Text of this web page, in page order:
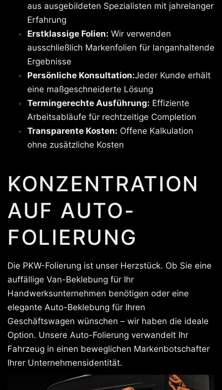
aus ausgebildeten Spezialisten mit jahrelanger
Erfahrung
Erstklassige Folien: Wir verwenden
ausschließlich Markenfolien für langanhaltende
Ergebnisse
Persönliche Konsultation:Jeder Kunde erhält
eine maßgeschneiderte Lösung
Termingerechte Ausführung: Effiziente
Arbeitsabläufe für rechtzeitige Completion
Transparente Kosten: Offene Kalkulation
ohne zusätzliche Kosten
KONZENTRATION
AUF AUTO-
FOLIERUNG
Die PKW-Folierung ist unser Herzstück. Ob Sie eine
auffällige Van-Beklebung für Ihr
Handwerksunternehmen benötigen oder eine
elegante Auto-Beklebung für Ihren
Geschäftswagen wünschen – wir haben die ideale
Option. Unsere Auto-Folierung verwandelt Ihr
Fahrzeug in einen beweglichen Markenbotschafter
Ihrer Unternehmensidentität.